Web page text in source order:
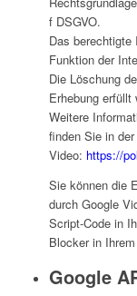
f DSGVO.
Das berechtigte
Funktion der
Die Löschung
Erhebung erfüllt
Weitere
finden Sie in
Video: https://
Sie können die
durch Google
Script-Code in
Blocker in
Google